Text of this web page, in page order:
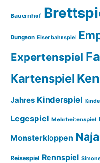
Bauernhof
Dungeon Eisenbahnspiel
Expertenspiel
Kartenspiel
Jahres Kinderspiel
Legespiel Mehrheitenspiel
Monsterkloppen
Reisespiel Rennspiel